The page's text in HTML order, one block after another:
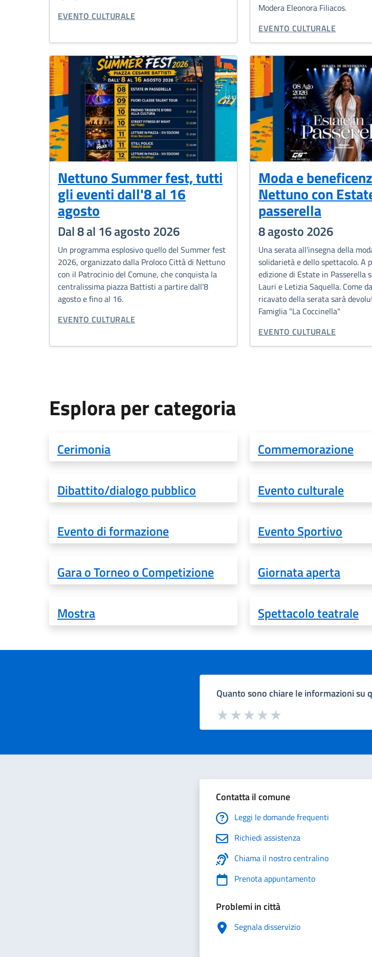
CATEGORIA CORRELATA:
EVENTO CULTURALE
Modera Eleonora Filiacos.
CATEGORIA CORRELATA:
EVENTO CULTURALE
Nettuno Summer fest, tutti
gli eventi dall'8 al 16
agosto
Dal 8 al 16 agosto 2026
Un programma esplosivo quello del Summer fest
2026, organizzato dalla Proloco Città di Nettuno
con il Patrocinio del Comune, che conquista la
centralissima piazza Battisti a partire dall’8
agosto e fino al 16.
CATEGORIA CORRELATA:
EVENTO CULTURALE
Moda e
Nettuno con
passerella
8 agosto 2026
Una serata all'insegna della
solidarietà e dello spettacolo. A
edizione di Estate in Passerella
Lauri e Letizia Saquella. Come
ricavato della serata sarà
Famiglia "La Coccinella"
CATEGORIA CORRELATA:
EVENTO CULTURALE
Esplora per categoria
Cerimonia Commemorazione
Dibattito/dialogo pubblico Evento culturale
Evento di formazione Evento Sportivo
Gara o Torneo o Competizione Giornata aperta
Mostra Spettacolo teatrale
Quanto sono chiare le informazioni su
Valuta da 1 a 5 stelle la pagina
Valuta 5 stelle su 5
Valuta 4 stelle su 5
Valuta 3 stelle su 5
Valuta 2 stelle su 5
Valuta 1 stelle su 5
Contatta il comune
Leggi le domande frequenti
Richiedi assistenza
Chiama il nostro centralino
Prenota appuntamento
Problemi in città
Segnala disservizio